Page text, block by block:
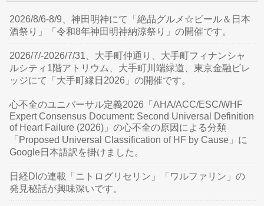
2026/8/6-8/9、神田明神にて「絶品グルメ☆ビール＆日本
酒祭り」「令和8年神田明神納涼祭り」の開催です。
2026/7/-2026/7/31、大手町仲通り、大手町フィナンシャ
ルシティ1階アトリウム、大手町川端緑道、東京金融ビレ
ッジにて「大手町縁日2026」の開催です。
心不全のユニバーサル定義2026「AHA/ACC/ESC/WHF
Expert Consensus Document: Second Universal Definition
of Heart Failure (2026)」の心不全の原因による分類
「Proposed Universal Classification of HF by Cause」に
Google日本語訳を掛けました。
日経DIの連載「ニトログリセリン」「ワルファリン」の
発見秘話が興味深いです。